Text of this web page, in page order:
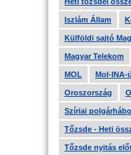
Iszlám Állam
Külföldi sajtó
Magyar Telekom
MOL Mol-INA-
Oroszország
Szíriai
Tőzsde - Heti
Tőzsde nyitás